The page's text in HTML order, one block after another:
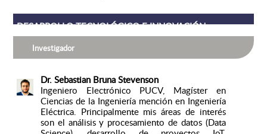
DESARROLLO TECNOLÓGICO E INNOVACIÓN
Investigador
Dr. Sebastian Bruna Stevenson
Ingeniero Electrónico PUCV, Magíster en
Ciencias de la Ingeniería mención en Ingeniería
Eléctrica. Principalmente mis áreas de interés
son el análisis y procesamiento de datos (Data